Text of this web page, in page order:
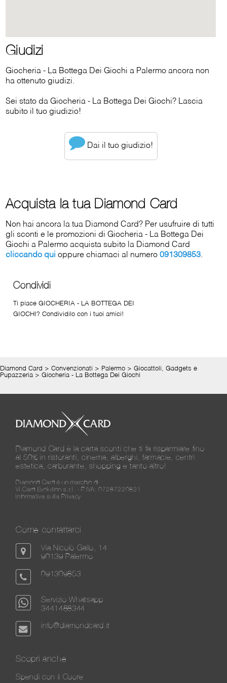
Giudizi
Giocheria - La Bottega Dei Giochi a Palermo ancora non
ha ottenuto giudizi.
Sei stato da Giocheria - La Bottega Dei Giochi? Lascia
subito il tuo giudizio!
Dai il tuo giudizio!
Acquista la tua Diamond Card
Non hai ancora la tua Diamond Card? Per usufruire di tutti
gli sconti e le promozioni di Giocheria - La Bottega Dei
Giochi a Palermo acquista subito la Diamond Card
cliccando qui oppure chiamaci al numero091309853.
Condividi
Ti piace GIOCHERIA - LA BOTTEGA DEI
GIOCHI? Condividilo con i tuoi amici!
Diamond Card > Convenzionati > Palermo > Giocattoli, Gadgets e
Pupazzeria > Giocheria - La Bottega Dei Giochi
Diamond Card è la carta sconti che ti fa risparmiare fino
al 50% in ristoranti, cinema, alberghi, farmacie, centri
estetica, carburante, shopping e tanto altro!
Diamond Card è un marchio di
Vi.Card Evolution s.r.l. - P.IVA: 07287220821
Informativa sulla Privacy
Come contattarci
Via Nicolò Gallo, 14
90139 Palermo
091309853
Servizio Whatsapp
3441488344
info@diamondcard.it
Scopri anche
Spendi con il Cuore